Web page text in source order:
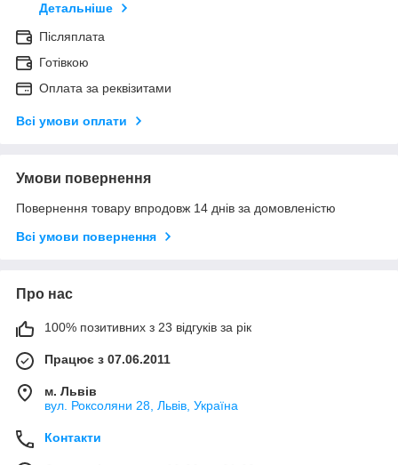
Детальніше
Післяплата
Готівкою
Оплата за реквізитами
Всі умови оплати
Умови повернення
Повернення товару впродовж 14 днів за домовленістю
Всі умови повернення
Про нас
100% позитивних з 23 відгуків за рік
Працює з 07.06.2011
м. Львів
вул. Роксоляни 28, Львів, Україна
Контакти